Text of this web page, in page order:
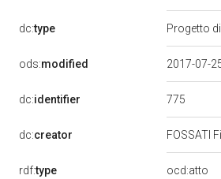
dc:type Progetto
ods:modified 2017-07-
dc:identifier 775
dc:creator FOSSATI
rdf:type
ocd:atto